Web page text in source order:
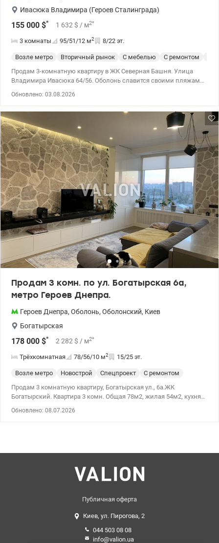
Ивасюка Владимира (Героев Сталинграда)
155 000 $* 1 632 $ / м2*
3 комнаты 95/51/12 м2 8/22 эт.
Возле метро Вторичный рынок С мебелью С ремонтом
Продам 3-комнатную квартиру в ЖК Северная Башня. Улица
Владимира Ивасюка 64/56. Оболонь славится своими пляжами,
время отличное транспортное сообщение: метро в пешем
маршруток, выезд на окружную дорогу. До центра города на
автомобиле 20 минут. Рядом с домом несколько школ,
гимназии, лицеи, детские сады, детская поликлиника, рынок,
Оболонь-Арена, ТРЦ Дрим Таун и другие жизненно
необходимые вещи. Дом монолитно-каркасный 1997 года
постройки. Квартира расположена на 8 этаже из 22. Рядом
большая парковка, всегда найдете место для своего авто. Общая
площадь квартиры 95 м2. Состоит из большой кухни-гостиной и
двух спален. Также есть отдельный туалет и санузел с душевой
кабиной и туалетом, несколько лоджий, просторный
квадратный холл. Пол паркет. Есть бойлер. Кухня
меблированная. В общем хорошее жилое состояние. Звоните и
приходите на просмотр! Может это именно та квартира, в
которой Вы сможете реализовать свою мечту об идеальном
жилье. Цена: 155000 у.е. 0504434948 Оксана Романец
valion.ua/1152852
Обновлено: 03.08.2026
Продам 3 комн. по ул. Богатырская 6а,
метро Героев Днепра.
Героев Днепра, Оболонь, Оболонский, Киев
Богатырская
178 000 $* 2 282 $ / м2*
Трёхкомнатная 78/56/10 м2 15/25 эт.
Возле метро Новострой Спецпроект
С ремонтом
Продам 3 комнатную квартиру, Богатырская ул., 6а.ЖК
Богатырский. Квартира 3 комн. Общая 78м2, жилая 54м2, кухня
Прекрасный вид, качественный ремонт, система вентиляции,
камеры видеонаблюдения. Дом на аккумуляторах, лифт, вода и
Героев Днепра. Удобная транспортная развязка, развитая
инфраструктура, детские сады, школы. Цена: 178000 у.е. моб.
Обновлено: 08.07.2026
Публичная оферта
Киев, ул. Пирогова, 2
044 503 08 08
info@valion.ua